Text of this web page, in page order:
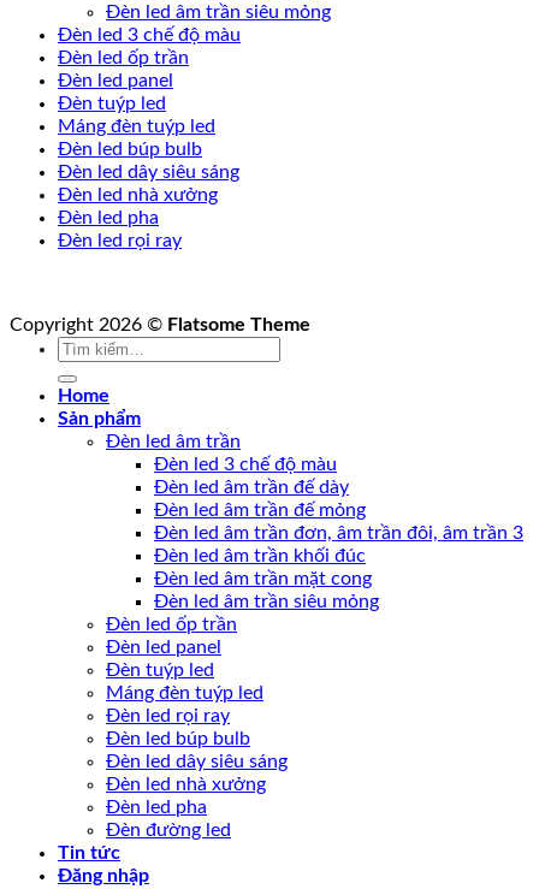
Đèn led âm trần siêu mỏng
Đèn led 3 chế độ màu
Đèn led ốp trần
Đèn led panel
Đèn tuýp led
Máng đèn tuýp led
Đèn led búp bulb
Đèn led dây siêu sáng
Đèn led nhà xưởng
Đèn led pha
Đèn led rọi ray
Copyright 2026 © Flatsome Theme
Tìm
Home
Sản phẩm
Đèn led âm trần
Đèn led 3 chế độ màu
Đèn led âm trần đế dày
Đèn led âm trần đế mỏng
Đèn led âm trần đơn, âm trần đôi, âm trần 3
Đèn led âm trần khối đúc
Đèn led âm trần mặt cong
Đèn led âm trần siêu mỏng
Đèn led ốp trần
Đèn led panel
Đèn tuýp led
Máng đèn tuýp led
Đèn led rọi ray
Đèn led búp bulb
Đèn led dây siêu sáng
Đèn led nhà xưởng
Đèn led pha
Đèn đường led
Tin tức
Đăng nhập